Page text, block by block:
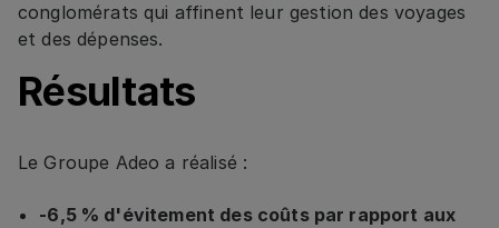
conglomérats qui affinent leur gestion des voyages
et des dépenses.
Résultats
Le Groupe Adeo a réalisé :
-6,5 % d'évitement des coûts par rapport aux